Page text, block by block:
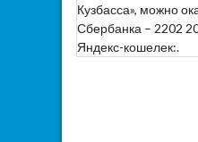
Кузбасса», можно
Сбербанка – 2202
Яндекс-кошелек:.